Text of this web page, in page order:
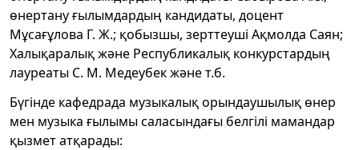
өнертану ғылымдардың кандидаты, доцент
Мұсағұлова Г. Ж.; қобызшы, зерттеуші Ақмолда Саян;
Халықаралық және Республикалық конкурстардың
лауреаты С. М. Медеубек және т.б.
Бүгінде кафедрада музыкалық орындаушылық өнер
мен музыка ғылымы саласындағы белгілі мамандар
қызмет атқарады: